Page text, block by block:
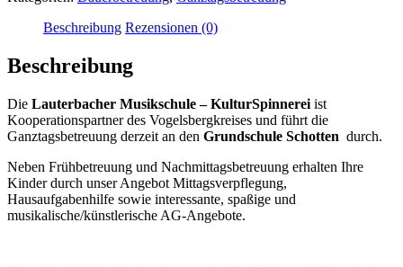
Beschreibung Rezensionen (0)
Beschreibung
Die Lauterbacher Musikschule – KulturSpinnerei ist
Kooperationspartner des Vogelsbergkreises und führt die
Ganztagsbetreuung derzeit an den Grundschule Schotten durch.
Neben Frühbetreuung und Nachmittagsbetreuung erhalten Ihre
Kinder durch unser Angebot Mittagsverpflegung,
Hausaufgabenhilfe sowie interessante, spaßige und
musikalische/künstlerische AG-Angebote.